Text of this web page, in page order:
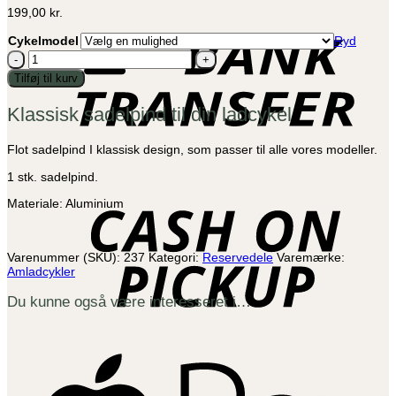
199,00 kr.
Cykelmodel
Ryd
Sadelpind
antal
Tilføj til kurv
Klassisk sadelpind til din ladcykel
Flot sadelpind I klassisk design, som passer til alle vores modeller.
1 stk. sadelpind.
Materiale: Aluminium
Varenummer (SKU): 237 Kategori: Reservedele Varemærke:
Amladcykler
Du kunne også være interesseret i…